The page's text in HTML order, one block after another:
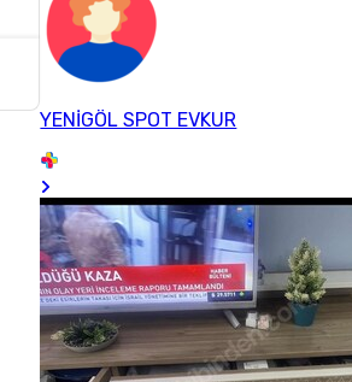
YENİGÖL SPOT EVKUR